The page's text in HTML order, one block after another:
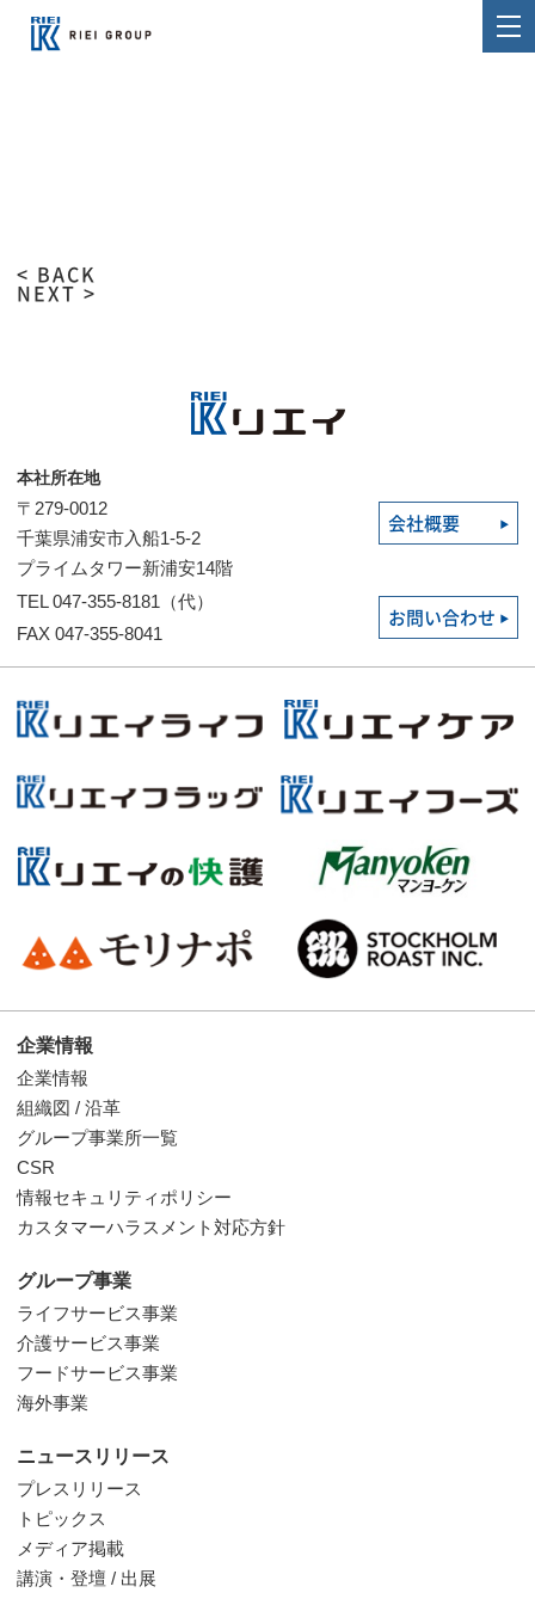
< BACK
NEXT >
本社所在地
〒279-0012
千葉県浦安市入船1-5-2
プライムタワー新浦安14階
会社概要
TEL 047-355-8181（代）
FAX 047-355-8041
お問い合わせ
企業情報
企業情報
組織図 / 沿革
グループ事業所一覧
CSR
情報セキュリティポリシー
カスタマーハラスメント対応方針
グループ事業
ライフサービス事業
介護サービス事業
フードサービス事業
海外事業
ニュースリリース
プレスリリース
トピックス
メディア掲載
講演・登壇 / 出展